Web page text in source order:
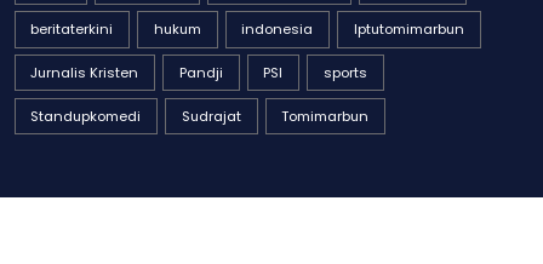
Iptutomimarbun
Jurnalis Kristen Pandji PSI sports
Standupkomedi Sudrajat